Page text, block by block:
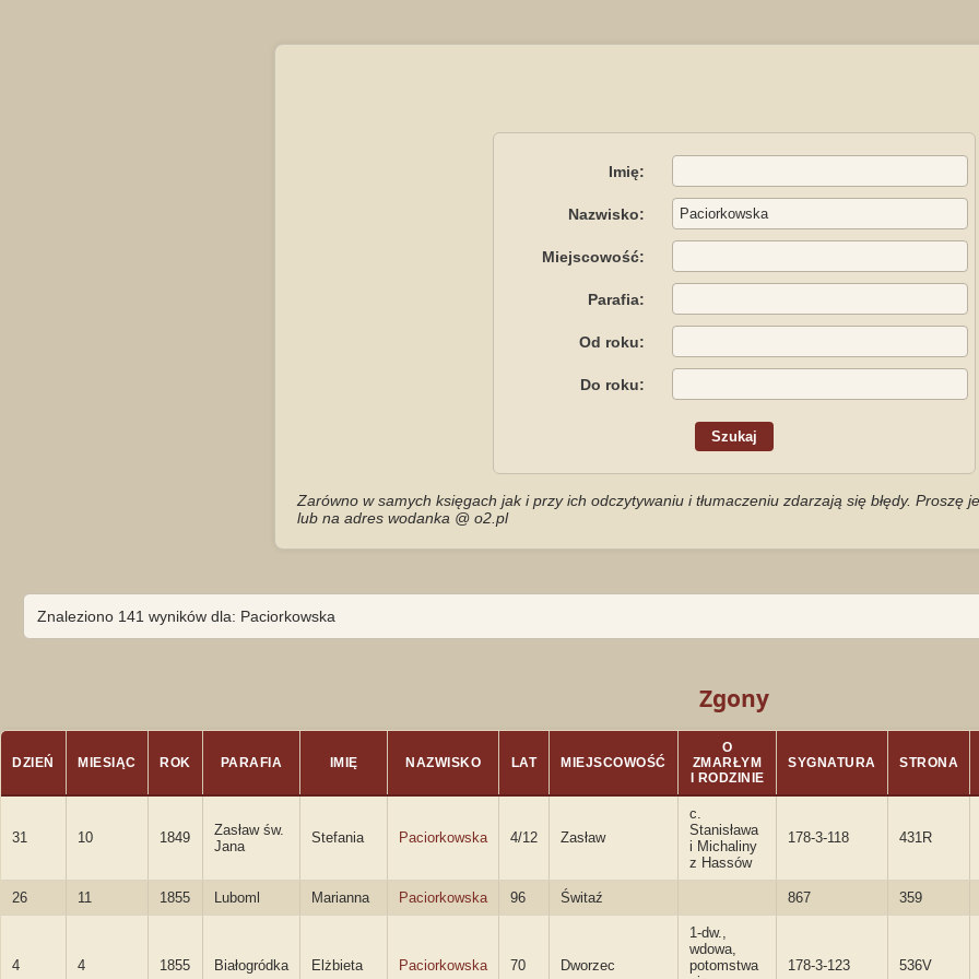
Imię:
Nazwisko:
Miejscowość:
Parafia:
Od roku:
Do roku:
Zarówno w samych księgach jak i przy ich odczytywaniu i tłumaczeniu zdarzają się błędy. Proszę
lub na adres wodanka @ o2.pl
Znaleziono 141 wyników dla: Paciorkowska
Zgony
DZIEŃ MIESIĄC ROK PARAFIA IMIĘ NAZWISKO LAT MIEJSCOWOŚĆ
O
ZMARŁYM
I RODZINIE
SYGNATURA STRONA
31 10 1849
Zasław św.
Jana
Stefania Paciorkowska 4/12 Zasław
c.
Stanisława
i Michaliny
z Hassów
178-3-118 431R
26 11 1855 Luboml Marianna Paciorkowska 96 Świtaź 867 359
4 4 1855 Białogródka Elżbieta Paciorkowska 70 Dworzec
1-dw.,
wdowa,
potomstwa
178-3-123 536V